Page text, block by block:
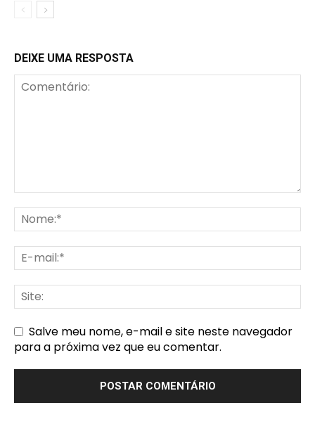
DEIXE UMA RESPOSTA
Salve meu nome, e-mail e site neste navegador
para a próxima vez que eu comentar.